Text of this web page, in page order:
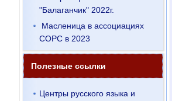
"Балаганчик" 2022г.
Масленица в ассоциациях
СОРС в 2023
Полезные ссылки
Центры русского языка и